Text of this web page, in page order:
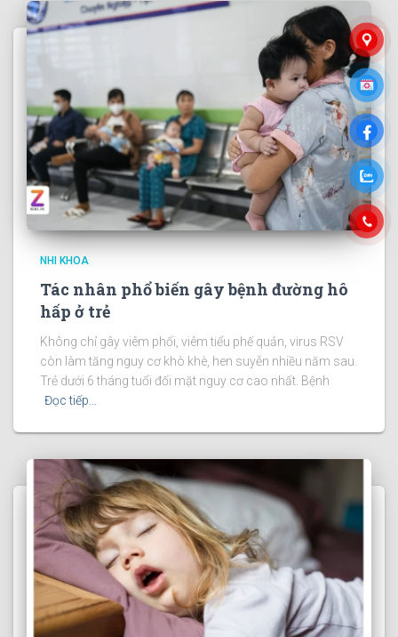
NHI KHOA
Tác nhân phổ biến gây bệnh đường hô
hấp ở trẻ
Không chỉ gây viêm phổi, viêm tiểu phế quản, virus RSV
còn làm tăng nguy cơ khò khè, hen suyễn nhiều năm sau.
Trẻ dưới 6 tháng tuổi đối mặt nguy cơ cao nhất. Bệnh
Đọc tiếp…